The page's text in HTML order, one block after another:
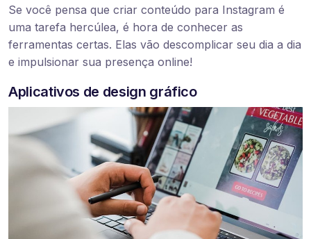
Se você pensa que criar conteúdo para Instagram é
uma tarefa hercúlea, é hora de conhecer as
ferramentas certas. Elas vão descomplicar seu dia a dia
e impulsionar sua presença online!
Aplicativos de design gráfico